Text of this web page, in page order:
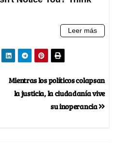
Mientras los políticos colapsan
la justicia, la ciudadanía vive
su inoperancia